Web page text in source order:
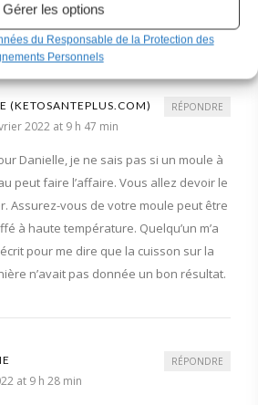
Gérer les options
du Responsable de la Protection des
Personnels
pour ton aide !!!
(KETOSANTEPLUS.COM)
2022 at 9 h 47 min
Danielle, je ne sais pas si un moule à
peut faire l’affaire. Vous allez devoir le
Assurez-vous de votre moule peut être
à haute température. Quelqu’un m’a
pour me dire que la cuisson sur la
n’avait pas donnée un bon résultat.
RÉPONDRE
at 9 h 28 min
RÉPONDRE